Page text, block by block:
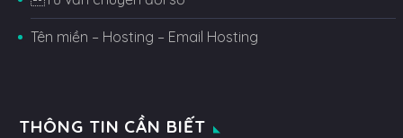
Tên miền – Hosting – Email Hosting
THÔNG TIN CẦN BIẾT